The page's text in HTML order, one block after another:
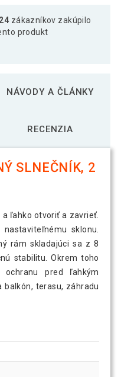
zákazníkov zakúpilo
produkt
NÁVODY A ČLÁNKY
RECENZIA
SLNEČNÍK, 2
ľahko otvoriť a zavrieť.
sklonu.
rám skladajúci sa z 8
stabilitu. Okrem toho
ochranu pred ľahkým
balkón, terasu, záhradu